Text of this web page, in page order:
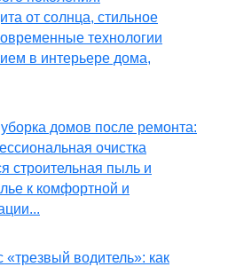
от солнца, стильное
технологии
в интерьере дома,
домов после ремонта:
очистка
строительная пыль и
к комфортной и
водитель»: как